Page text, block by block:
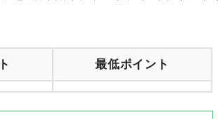
過去最高P
と過去最高ポイント、平均ポイントを